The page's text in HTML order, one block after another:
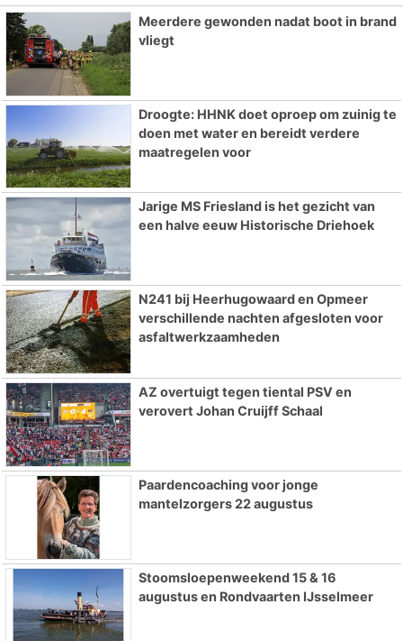
Meerdere gewonden nadat boot in brand
vliegt
Droogte: HHNK doet oproep om zuinig te
doen met water en bereidt verdere
maatregelen voor
Jarige MS Friesland is het gezicht van
een halve eeuw Historische Driehoek
N241 bij Heerhugowaard en Opmeer
verschillende nachten afgesloten voor
asfaltwerkzaamheden
AZ overtuigt tegen tiental PSV en
verovert Johan Cruijff Schaal
Paardencoaching voor jonge
mantelzorgers 22 augustus
Stoomsloepenweekend 15 & 16
augustus en Rondvaarten IJsselmeer